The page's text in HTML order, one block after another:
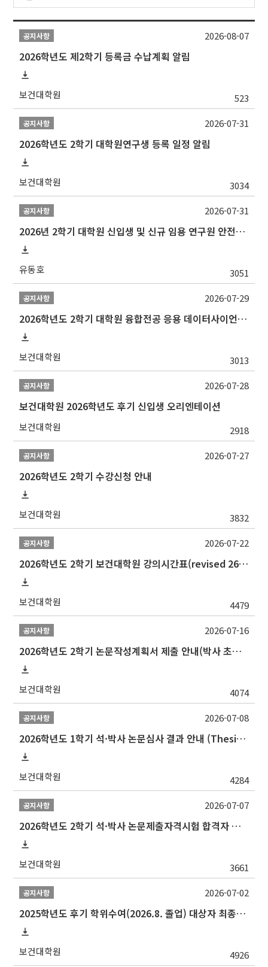
공지사항
2026학년도 제2학기 등록금 수납계획 알림
보건대학원 523
2026-08-07
공지사항
2026학년도 2학기 대학원연구생 등록 일정 알림
보건대학원 3034
2026-07-31
공지사항
2026년 2학기 대학원 신입생 및 신규 임용 연구원 안전환경교육(신규교육) 실시 안내
유동호 3051
2026-07-31
공지사항
2026학년도 2학기 대학원 융합전공 응용 데이터사이언스 선발 계획 알림
보건대학원 3013
2026-07-29
공지사항
보건대학원 2026학년도 후기 신입생 오리엔테이션
보건대학원 2918
2026-07-28
공지사항
2026학년도 2학기 수강신청 안내
보건대학원 3832
2026-07-27
공지사항
2026학년도 2학기 보건대학원 강의시간표(revised 260803)(2026 2nd SEMESTER SNU GSPH TIMETABLE)
보건대학원 4479
2026-07-22
공지사항
2026학년도 2학기 논문작성계획서 제출 안내(박사 초심 일정 포함)_Thesis Proposal
보건대학원 4074
2026-07-16
공지사항
2026학년도 1학기 석·박사 논문심사 결과 안내 (Thesis Defense Result)
보건대학원 4284
2026-07-08
공지사항
2026학년도 2학기 석·박사 논문제출자격시험 합격자 공고(TSQ Exam Result)
보건대학원 3661
2026-07-07
공지사항
2025학년도 후기 학위수여(2026.8. 졸업) 대상자 최종인준 논문 제출 안내
보건대학원 4926
2026-07-02